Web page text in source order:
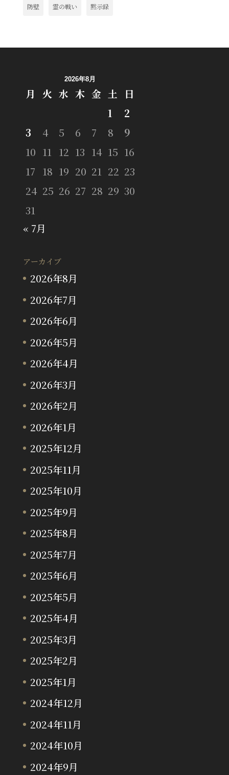
防壁 霊の戦い 黙示録
2026年8月
月 火 水 木 金 土
日
1
2
3
4 5 6 7 8
9
10 11 12 13 14 15 16
17 18 19 20 21 22 23
24 25 26 27 28 29 30
31
« 7月
アーカイブ
2026年8月
2026年7月
2026年6月
2026年5月
2026年4月
2026年3月
2026年2月
2026年1月
2025年12月
2025年11月
2025年10月
2025年9月
2025年8月
2025年7月
2025年6月
2025年5月
2025年4月
2025年3月
2025年2月
2025年1月
2024年12月
2024年11月
2024年10月
2024年9月